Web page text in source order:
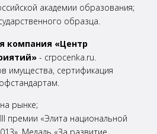
академии образования;
образца.
компания «Центр
- crpocenka.ru.
имущества, сертификация
рынке;
премии «Элита национальной